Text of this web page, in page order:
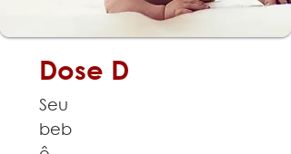
Dose D
Seu
beb